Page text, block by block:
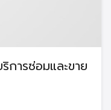
การซ่อมและขาย